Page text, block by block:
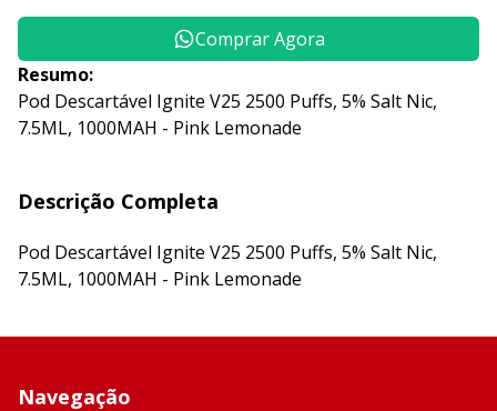
Comprar Agora
Resumo:
Pod Descartável Ignite V25 2500 Puffs, 5% Salt Nic,
7.5ML, 1000MAH - Pink Lemonade
Descrição Completa
Pod Descartável Ignite V25 2500 Puffs, 5% Salt Nic,
7.5ML, 1000MAH - Pink Lemonade
Navegação